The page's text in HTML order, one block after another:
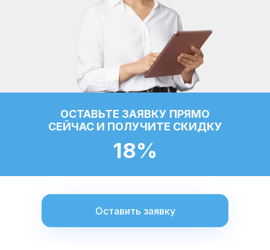
ОСТАВЬТЕ ЗАЯВКУ ПРЯМО
СЕЙЧАС И ПОЛУЧИТЕ СКИДКУ
18%
Оставить заявку